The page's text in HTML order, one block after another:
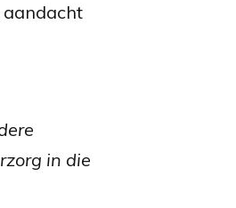
aandacht
in die